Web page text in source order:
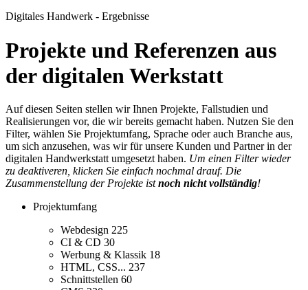
Digitales Handwerk - Ergebnisse
Projekte und Referenzen aus
der digitalen Werkstatt
Auf diesen Seiten stellen wir Ihnen Projekte, Fallstudien und
Realisierungen vor, die wir bereits gemacht haben. Nutzen Sie den
Filter, wählen Sie Projektumfang, Sprache oder auch Branche aus,
um sich anzusehen, was wir für unsere Kunden und Partner in der
digitalen Handwerkstatt umgesetzt haben. Um einen Filter wieder
zu deaktiveren, klicken Sie einfach nochmal drauf. Die
Zusammenstellung der Projekte istnoch nicht vollständig!
Projektumfang
Webdesign 225
CI & CD 30
Werbung & Klassik 18
HTML, CSS... 237
Schnittstellen 60